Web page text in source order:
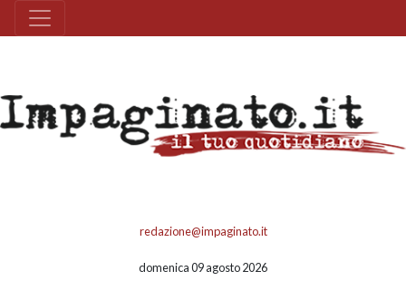
redazione@impaginato.it
domenica 09 agosto 2026